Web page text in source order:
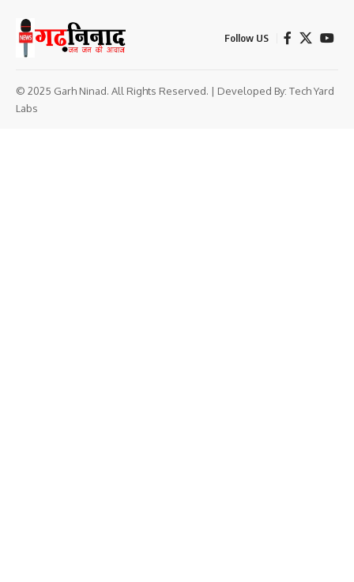
Follow US
© 2025 Garh Ninad. All Rights Reserved. | Developed By: Tech Yard
Labs